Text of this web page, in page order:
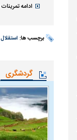
ادامه تمرینات
برچسب ها:
گردشگری